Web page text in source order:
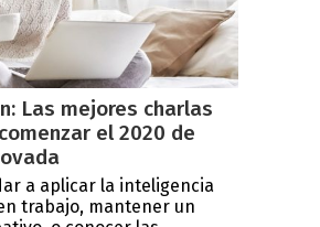
Las mejores charlas
el 2020 de
a aplicar la inteligencia
trabajo, mantener un